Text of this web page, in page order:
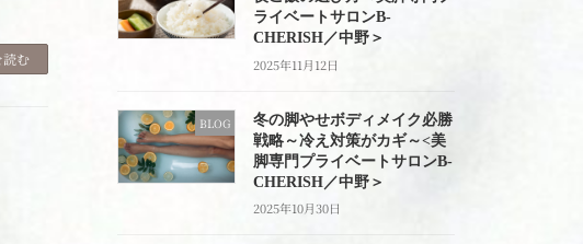
読む
ライベートサロンB-
CHERISH／中野＞
2025年11月12日
BLOG
冬の脚やせボディメイク必勝
戦略～冷え対策がカギ～<美
脚専門プライベートサロンB-
CHERISH／中野＞
2025年10月30日